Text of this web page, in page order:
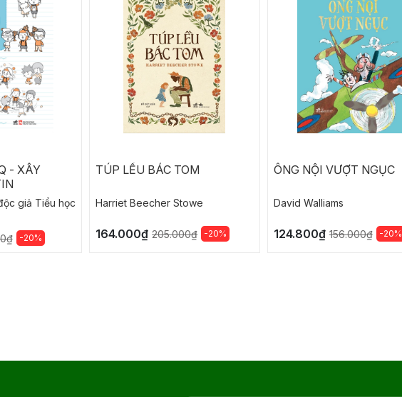
- XÂY
giả Tiểu học
-20%
TÚP LỀU BÁC TOM
Harriet Beecher Stowe
164.000₫ 205.000₫ -20%
ÔNG NỘI VƯỢT NGỤC
David Walliams
124.800₫ 156.000₫ -20%